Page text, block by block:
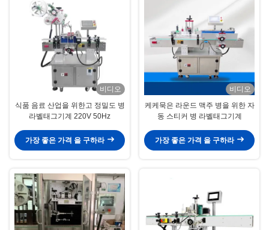
비디오
식품 음료 산업을 위한고 정밀도 병
라벨태그기계 220V 50Hz
가장 좋은 가격 을 구하라
비디오
케케묵은 라운드 맥주 병을 위한 자
동 스티커 병 라벨태그기계
가장 좋은 가격 을 구하라